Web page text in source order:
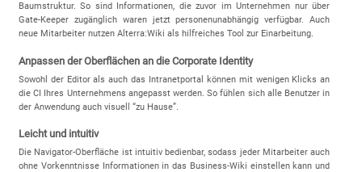
Baumstruktur. So sind Informationen, die zuvor im Unternehmen nur über
Gate-Keeper zugänglich waren jetzt personenunabhängig verfügbar. Auch
neue Mitarbeiter nutzen Alterra:Wiki als hilfreiches Tool zur Einarbeitung.
Anpassen der Oberflächen an die Corporate Identity
Sowohl der Editor als auch das Intranetportal können mit wenigen Klicks an
die CI Ihres Unternehmens angepasst werden. So fühlen sich alle Benutzer in
der Anwendung auch visuell “zu Hause”.
Leicht und intuitiv
Die Navigator-Oberfläche ist intuitiv bedienbar, sodass jeder Mitarbeiter auch
ohne Vorkenntnisse Informationen in das Business-Wiki einstellen kann und